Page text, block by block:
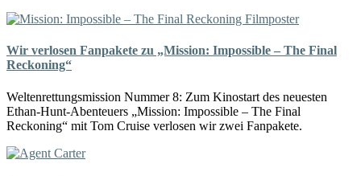
Wir verlosen Fanpakete zu „Mission: Impossible – The Final
Reckoning“
Weltenrettungsmission Nummer 8: Zum Kinostart des neuesten
Ethan-Hunt-Abenteuers „Mission: Impossible – The Final
Reckoning“ mit Tom Cruise verlosen wir zwei Fanpakete.